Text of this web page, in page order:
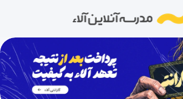
فصل اول: قدر هدایای زمینی را بدانیم (قسمت بیستم)، حل تست‌های 69 تا 75
1404/12/03
فصل اول: قدر هدایای زمینی را بدانیم (قسمت بیست و یکم)، حل تست‌های 76 تا 82